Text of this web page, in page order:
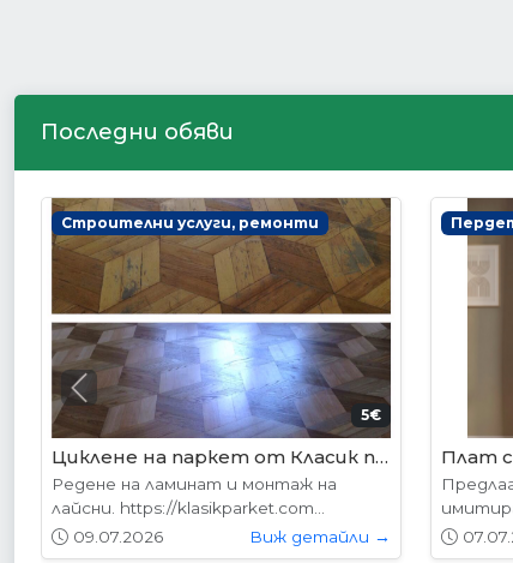
Последни обяви
Интериорни врати
178.95€ (350лв.)
VP-01 Алабама
Вратите се предлагат в следните
размери: 87х204см. 77х204см...
01.05.2026
Виж детайли →
VP-
Previous